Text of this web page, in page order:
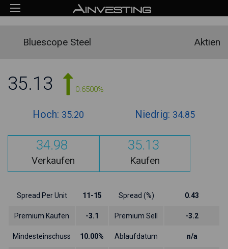
Bluescope Steel Aktien
35.13 0.6500%
Hoch: 35.20 Niedrig: 34.85
34.98
Verkaufen
35.13
Kaufen
Spread Per Unit 11-15 Spread (%) 0.43
Premium Kaufen -3.1 Premium Sell -3.2
Mindesteinschuss 10.00% Ablaufdatum n/a